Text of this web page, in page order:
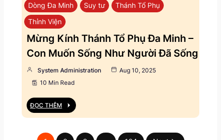
Dòng Đa Minh Suy tư
Thánh Tổ Phụ
Thỉnh Viện
Mừng Kính Thánh Tổ Phụ Đa Minh –
Con Muốn Sống Như Người Đã Sống
System Administration
Aug 10, 2025
10 Min Read
ĐỌC THÊM